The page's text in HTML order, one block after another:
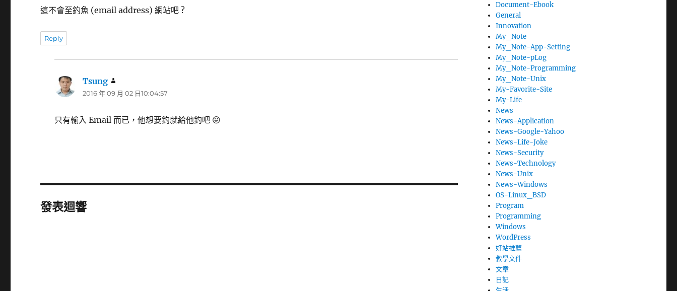
這不會至釣魚 (email address) 網站吧 ?
Reply
Tsung
示:
2016 年 09 月 02 日10:04:57
只有輸入 Email 而已，他想要釣就給他釣吧 😛
發表迴響
Document-Ebook
General
Innovation
My_Note
My_Note-App-Setting
My_Note-pLog
My_Note-Programming
My_Note-Unix
My-Favorite-Site
My-Life
News
News-Application
News-Google-Yahoo
News-Life-Joke
News-Security
News-Technology
News-Unix
News-Windows
OS-Linux_BSD
Program
Programming
Windows
WordPress
好站推薦
教學文件
文章
日記